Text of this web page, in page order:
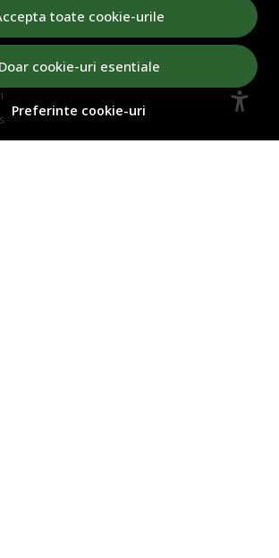
toate cookie-urile
Doar cookie-uri esentiale
Preferinte cookie-uri